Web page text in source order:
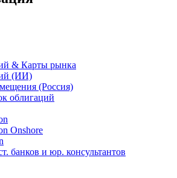
& Карты рынка
(ИИ)
(Россия)
облигаций
Onshore
банков и юр. консультантов